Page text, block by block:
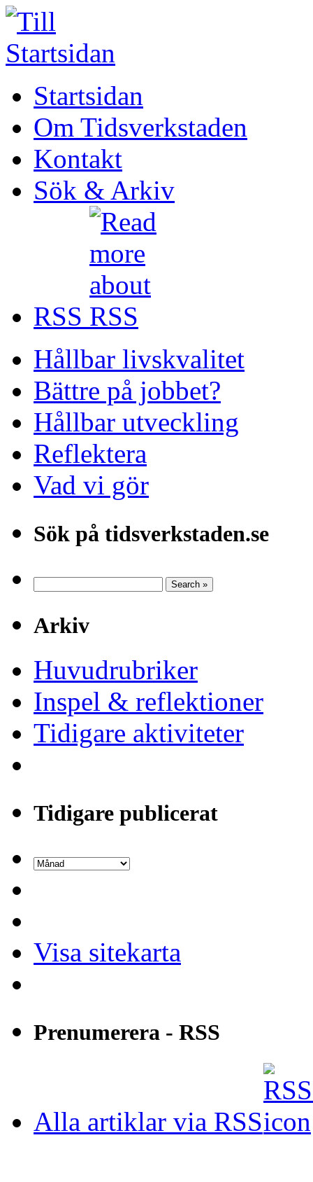
Startsidan
Om Tidsverkstaden
Kontakt
Sök & Arkiv
RSS
Hållbar livskvalitet
Bättre på jobbet?
Hållbar utveckling
Reflektera
Vad vi gör
Sök på tidsverkstaden.se
Arkiv
Huvudrubriker
Inspel & reflektioner
Tidigare aktiviteter
Tidigare publicerat
Visa sitekarta
Prenumerera - RSS
Alla artiklar via RSS